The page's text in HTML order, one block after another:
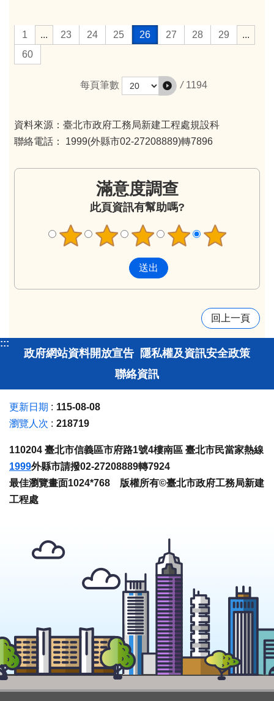
1 ... 23 24 25 26 27 28 29
...
60
每頁筆數 / 1194
資料來源：臺北市政府工務局新建工程處規設科
聯絡電話： 1999(外縣市02-27208889)轉7896
滿意度調查
此頁資訊有幫助嗎?
回上一頁
:::
政府網站資料開放宣告 隱私權及資訊安全政策
聯絡資訊
更新日期
115-08-08
瀏覽人次
218719
110204 臺北市信義區市府路1號4樓南區 臺北市民當家熱線
1999外縣市請撥02-27208889轉7924
最佳瀏覽畫面1024*768 版權所有©臺北市政府工務局新建
工程處